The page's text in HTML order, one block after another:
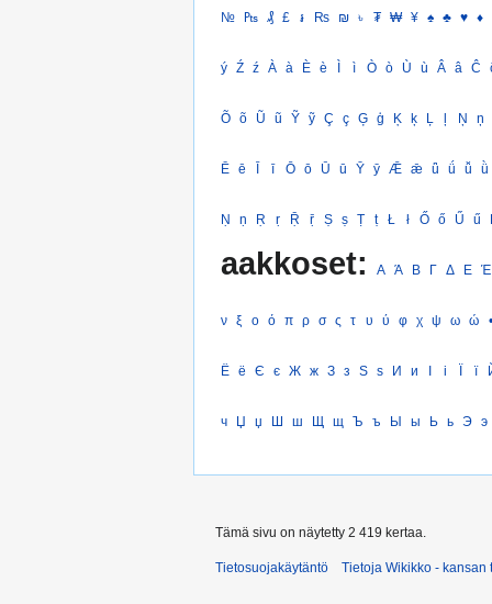
№ ₧ ₰ £ ៛ ₨ ₪ ৳ ₮ ₩ ¥ ♠ ♣ ♥ ♦
ý Ź ź À à È è Ì ì Ò ò Ù ù Â â Ĉ
Õ õ Ũ ũ Ỹ ỹ Ç ç Ģ ģ Ķ ķ Ļ ļ Ņ ņ
Ē ē Ī ī Ō ō Ū ū Ȳ ȳ Ǣ ǣ ǖ ǘ ǚ ǜ
Ṇ ṇ Ṛ ṛ Ṝ ṝ Ṣ ṣ Ṭ ṭ Ł ł Ő ő Ű ű
aakkoset: Α Ά Β Γ Δ Ε Έ
ν ξ ο ό π ρ σ ς τ υ ύ φ χ ψ ω ώ •
Ё ё Є є Ж ж З з Ѕ ѕ И и І і Ї ї
ч Џ џ Ш ш Щ щ Ъ ъ Ы ы Ь ь Э э
Tämä sivu on näytetty 2 419 kertaa.
Tietosuojakäytäntö Tietoja Wikikko - kansan